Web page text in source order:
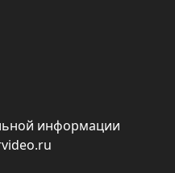
информации